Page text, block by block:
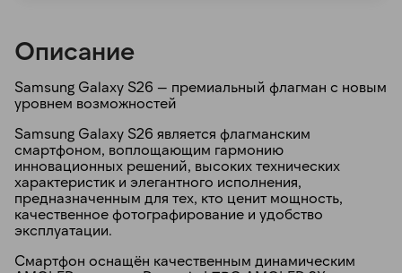
Описание
Samsung Galaxy S26 — премиальный флагман с новым
уровнем возможностей
Samsung Galaxy S26 является флагманским
смартфоном, воплощающим гармонию
инновационных решений, высоких технических
характеристик и элегантного исполнения,
предназначенным для тех, кто ценит мощность,
качественное фотографирование и удобство
эксплуатации.
Смартфон оснащён качественным динамическим